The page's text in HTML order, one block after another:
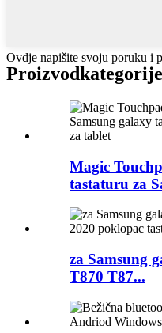
Ovdje napišite svoju poruku i
Proizvodkategorije
Magic
tastaturu za
za Samsung
T870 T87...